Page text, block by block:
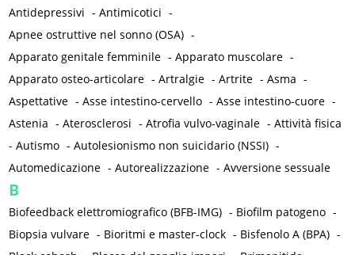
Antidepressivi -Antimicotici -
Apnee ostruttive nel sonno (OSA) -
Apparato genitale femminile -Apparato muscolare -
Apparato osteo-articolare -Artralgie -Artrite -Asma -
Aspettative -Asse intestino-cervello -Asse intestino-cuore -
Astenia -Aterosclerosi -Atrofia vulvo-vaginale -Attività fisica
-Autismo -Autolesionismo non suicidario (NSSI) -
Automedicazione -Autorealizzazione -Avversione sessuale
B
Biofeedback elettromiografico (BFB-IMG) - Biofilm patogeno -
Biopsia vulvare - Bioritmi e master-clock - Bisfenolo A (BPA) -